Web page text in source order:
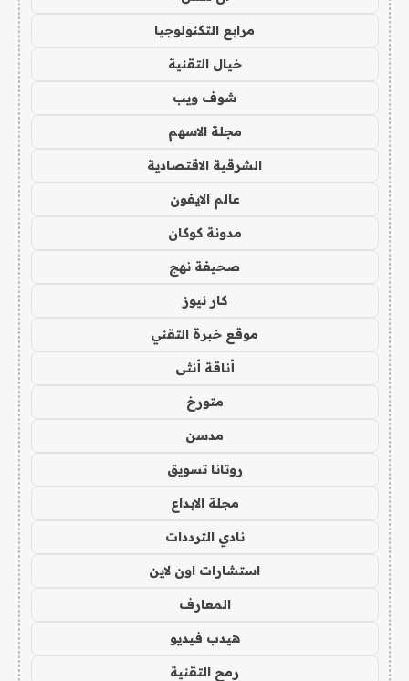
مرابع التكنولوجيا
خيال التقنية
شوف ويب
مجلة الاسهم
الشرقية الاقتصادية
عالم الايفون
مدونة كوكان
صحيفة نهج
كار نيوز
موقع خبرة التقني
أناقة أنثى
متورخ
مدسن
روتانا تسويق
مجلة الابداع
نادي الترددات
استشارات اون لاين
المعارف
هيدب فيديو
رمح التقنية